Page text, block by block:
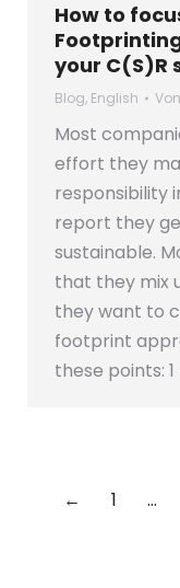
How to
your C(S)R
Blog, English Von
Most
effort they
responsibility
report they
sustainable.
that they mix
they want to
footprint
these points: 1
← 1 …